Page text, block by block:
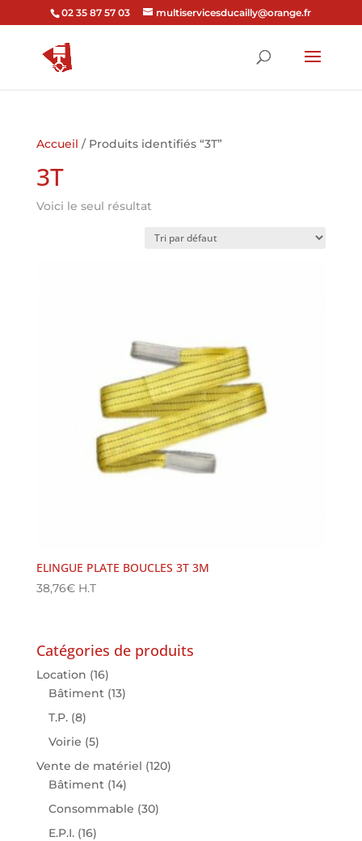
02 35 87 57 03 multiservicesducailly@orange.fr
Accueil / Produits identifiés “3T”
3T
Voici le seul résultat
ELINGUE PLATE BOUCLES 3T 3M
38,76€ H.T
Catégories de produits
Location (16)
Bâtiment (13)
T.P. (8)
Voirie (5)
Vente de matériel (120)
Bâtiment (14)
Consommable (30)
E.P.I. (16)